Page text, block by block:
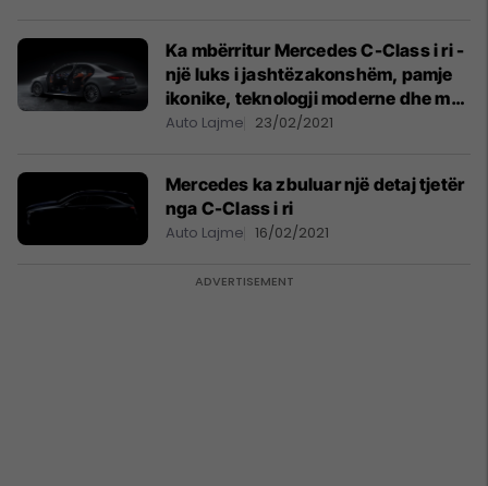
Ka mbërritur Mercedes C-Class i ri -
një luks i jashtëzakonshëm, pamje
ikonike, teknologji moderne dhe më
shumë fuqi
Auto Lajme 23/02/2021
Mercedes ka zbuluar një detaj tjetër
nga C-Class i ri
Auto Lajme 16/02/2021